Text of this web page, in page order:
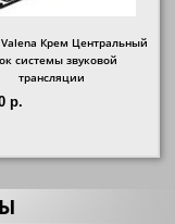
Valena Крем Центральный
системы звуковой
трансляции
р.